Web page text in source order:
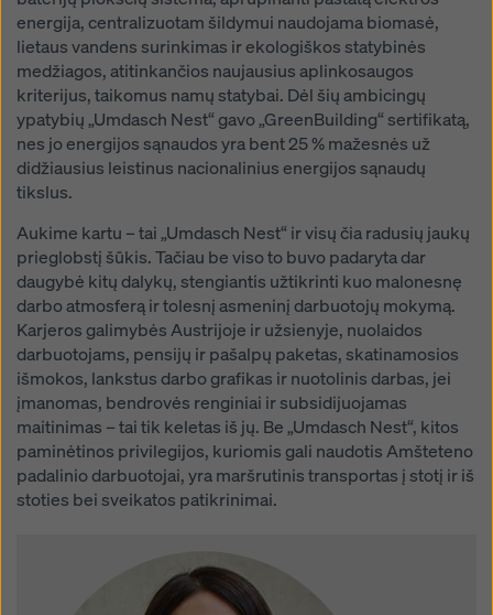
energija, centralizuotam šildymui naudojama biomasė,
lietaus vandens surinkimas ir ekologiškos statybinės
medžiagos, atitinkančios naujausius aplinkosaugos
kriterijus, taikomus namų statybai. Dėl šių ambicingų
ypatybių „Umdasch Nest“ gavo „GreenBuilding“ sertifikatą,
nes jo energijos sąnaudos yra bent 25 % mažesnės už
didžiausius leistinus nacionalinius energijos sąnaudų
tikslus.
Aukime kartu – tai „Umdasch Nest“ ir visų čia radusių jaukų
prieglobstį šūkis. Tačiau be viso to buvo padaryta dar
daugybė kitų dalykų, stengiantis užtikrinti kuo malonesnę
darbo atmosferą ir tolesnį asmeninį darbuotojų mokymą.
Karjeros galimybės Austrijoje ir užsienyje, nuolaidos
darbuotojams, pensijų ir pašalpų paketas, skatinamosios
išmokos, lankstus darbo grafikas ir nuotolinis darbas, jei
įmanomas, bendrovės renginiai ir subsidijuojamas
maitinimas – tai tik keletas iš jų. Be „Umdasch Nest“, kitos
paminėtinos privilegijos, kuriomis gali naudotis Amšteteno
padalinio darbuotojai, yra maršrutinis transportas į stotį ir iš
stoties bei sveikatos patikrinimai.